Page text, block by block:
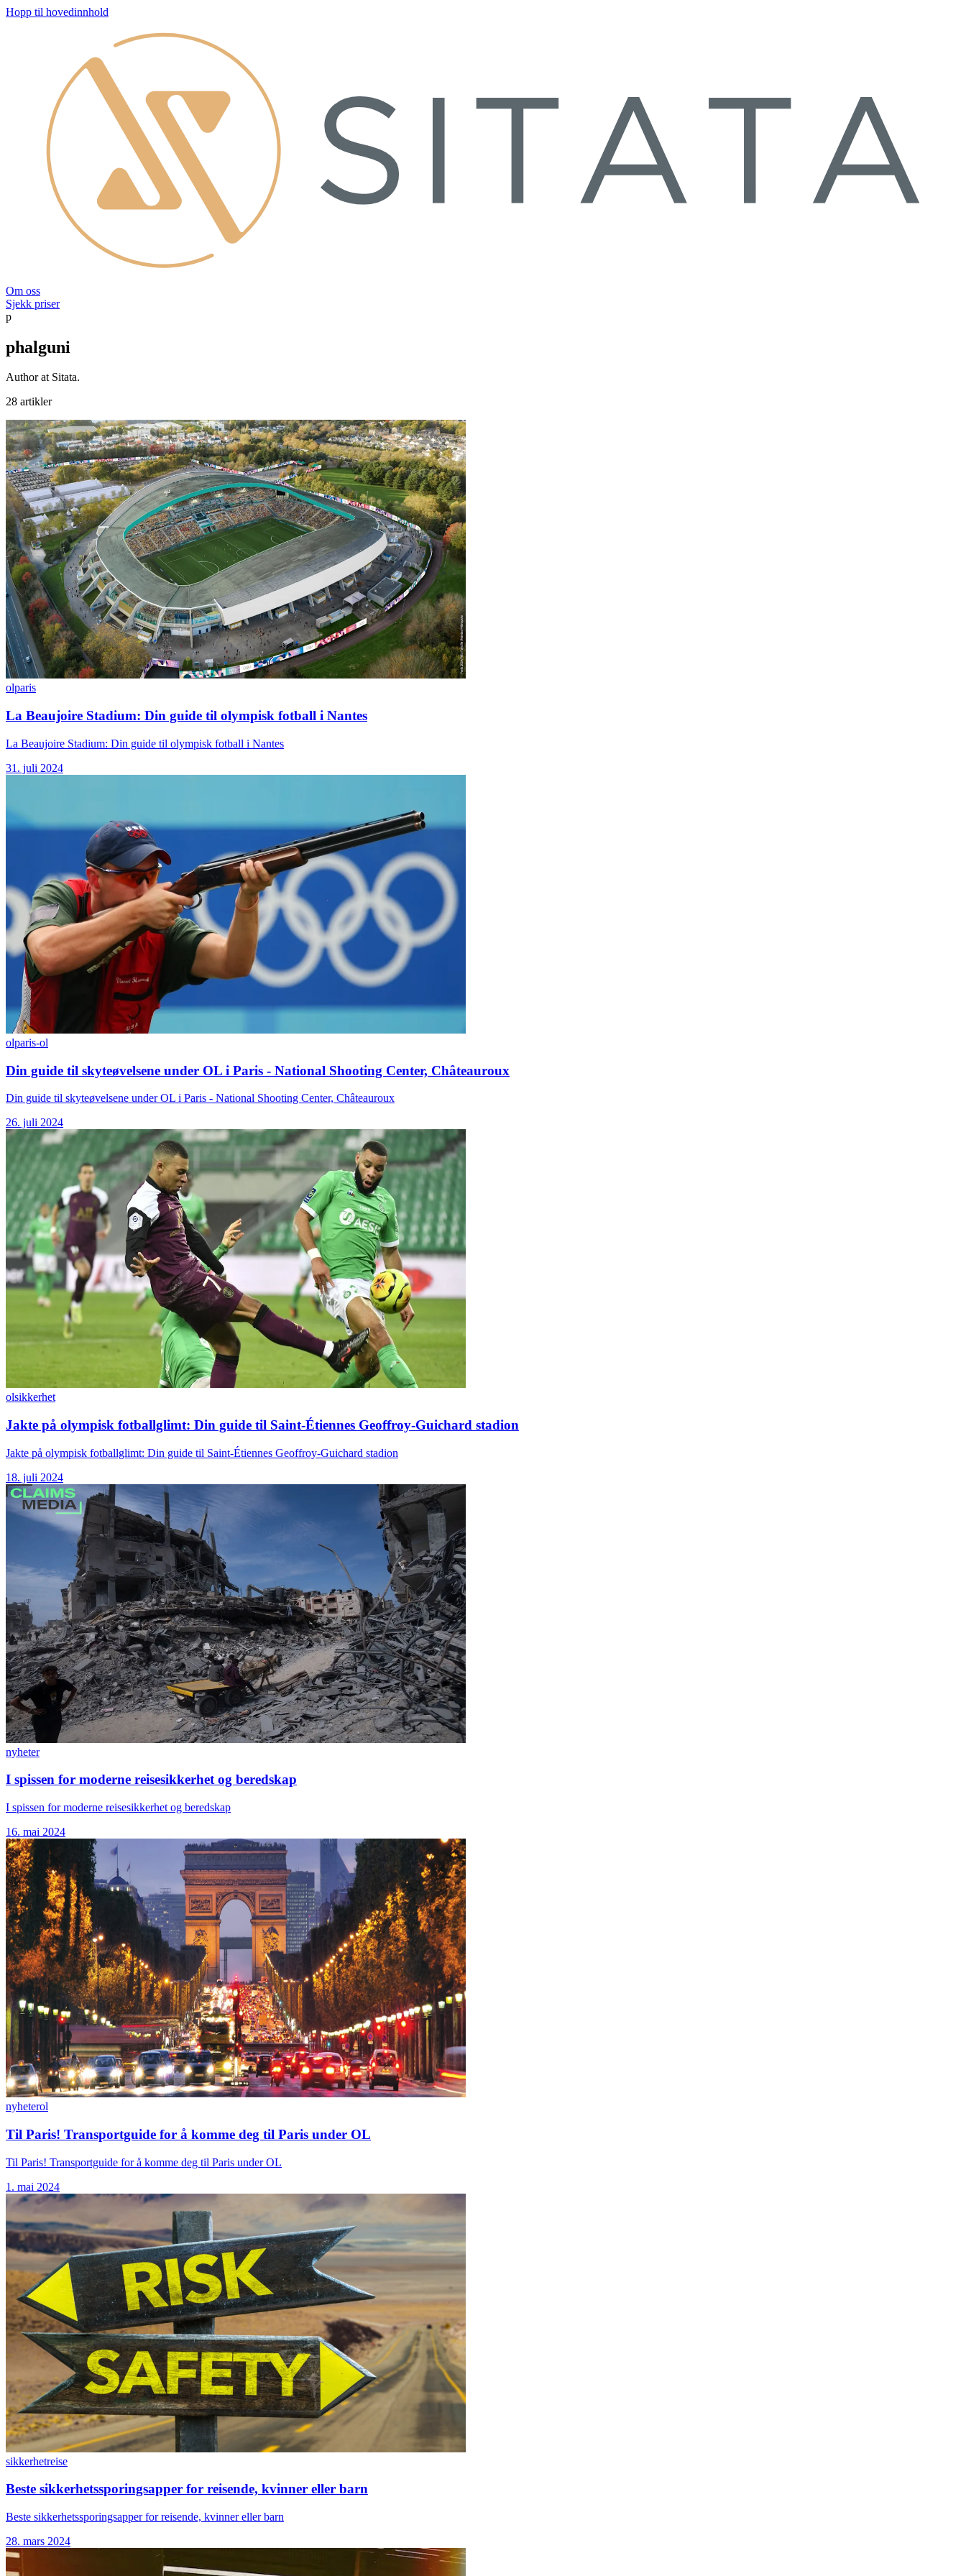
Hopp til hovedinnhold
Om oss
Sjekk priser
p
phalguni
Author at Sitata.
28 artikler
olparis
La Beaujoire Stadium: Din guide til olympisk fotball i Nantes
La Beaujoire Stadium: Din guide til olympisk fotball i Nantes
31. juli 2024
olparis-ol
Din guide til skyteøvelsene under OL i Paris - National Shooting Center, Châteauroux
Din guide til skyteøvelsene under OL i Paris - National Shooting Center, Châteauroux
26. juli 2024
olsikkerhet
Jakte på olympisk fotballglimt: Din guide til Saint-Étiennes Geoffroy-Guichard stadion
Jakte på olympisk fotballglimt: Din guide til Saint-Étiennes Geoffroy-Guichard stadion
18. juli 2024
nyheter
I spissen for moderne reisesikkerhet og beredskap
I spissen for moderne reisesikkerhet og beredskap
16. mai 2024
nyheterol
Til Paris! Transportguide for å komme deg til Paris under OL
Til Paris! Transportguide for å komme deg til Paris under OL
1. mai 2024
sikkerhetreise
Beste sikkerhetssporingsapper for reisende, kvinner eller barn
Beste sikkerhetssporingsapper for reisende, kvinner eller barn
28. mars 2024